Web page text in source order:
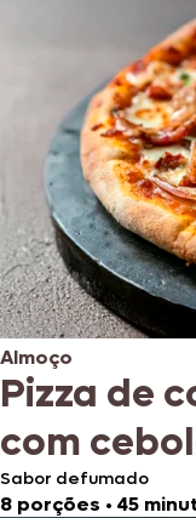
Almoço
Pizza de
com
Sabor defumado
8 porções • 45